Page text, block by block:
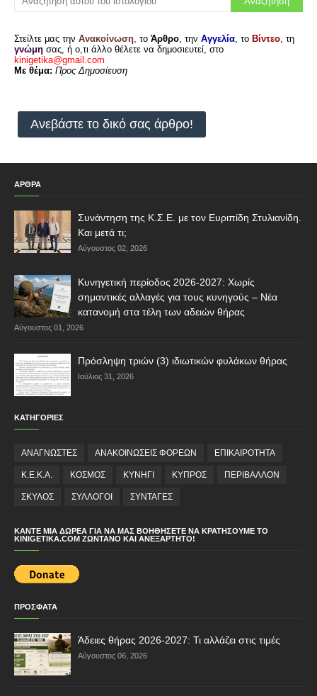
Στείλτε μας την Ανακοίνωση , το Άρθρο , την Αγγελία , το Βίντεο , τη
γνώμη σας, ή ο,τι άλλο θέλετε να δημοσιευτεί, στο
kinigetika@gmail.com
Με θέμα: Προς Δημοσίευση
Ανεβάστε το δικό σας άρθρο!
ΑΡΘΡΑ
Συνάντηση της Κ.Σ.Ε. με τον Ευριπίδη Στυλιανίδη.
Και μετά τι;
Αύγουστος 02, 2026
Κυνηγετική περίοδος 2026-2027: Χωρίς
σημαντικές αλλαγές για τους κυνηγούς – Νέα
κατανομή στα τέλη των αδειών θήρας
Αύγουστος 01, 2026
Πρόσληψη τριών (3) ιδιωτικών φυλάκων θήρας
Ιούλιος 31, 2026
ΚΑΤΗΓΟΡΙΕΣ
ΑΝΑΓΝΩΣΤΕΣ ΑΝΑΚΟΙΝΩΣΕΙΣ ΦΟΡΕΩΝ ΕΠΙΚΑΙΡΟΤΗΤΑ
Κ.Ε.Κ.Α. ΚΟΣΜΟΣ ΚΥΝΗΓΙ ΚΥΠΡΟΣ ΠΕΡΙΒΑΛΛΟΝ
ΣΚΥΛΟΣ ΣΥΛΛΟΓΟΙ ΣΥΝΤΑΓΕΣ
ΚΆΝΤΕ ΜΙΑ ΔΩΡΕΆ ΓΙΑ ΝΑ ΜΑΣ ΒΟΗΘΉΣΕΤΕ ΝΑ ΚΡΑΤΉΣΟΥΜΕ ΤΟ
KINIGETIKA.COM ΖΩΝΤΑΝΌ ΚΑΙ ΑΝΕΞΆΡΤΗΤΟ!
ΠΡΟΣΦΑΤΑ
Άδειες θήρας 2026-2027: Τι αλλάζει στις τιμές
Αύγουστος 06, 2026